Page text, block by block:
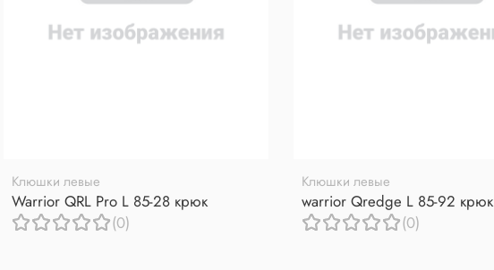
Клюшки левые
Warrior QRL Pro L 85-28 крюк
(0)
Клюшки левые
warrior Qredge L 85-92 крюк
(0)